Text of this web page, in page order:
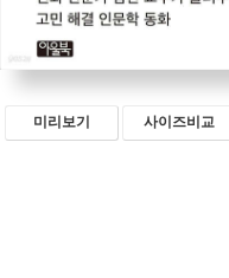
미리보기 사이즈비교